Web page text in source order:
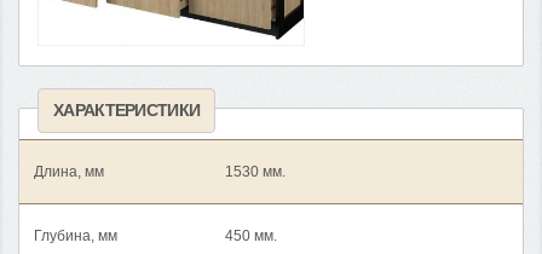
ХАРАКТЕРИСТИКИ
Длина, мм 1530 мм.
Глубина, мм 450 мм.